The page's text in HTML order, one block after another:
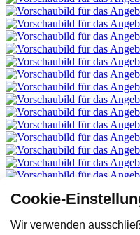
Cookie-
Wir verwenden